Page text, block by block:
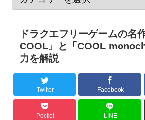
ドラクエフリーゲームの名
COOL」と「COOL
力を解説
Twitter Facebook
Pocket LINE